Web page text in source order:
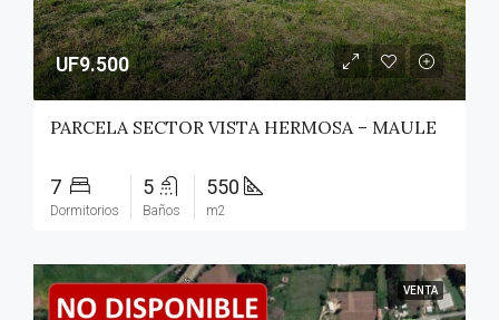
UF9.500
PARCELA SECTOR VISTA HERMOSA – MAULE
7
Dormitorios
5
Baños
550
m2
VENTA